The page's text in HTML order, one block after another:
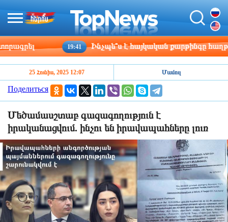
19:41 Ինչպե՞ս է հայկական քարթինգը
25 Հունիս, 2025 12:07 Մամուլ
Поделиться
Մեծամասշտաբ գազագողություն է
իրականացվում. ինչու են իրավապահները լուռ